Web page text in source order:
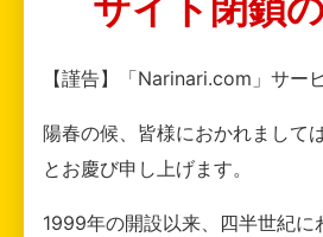
サイト閉鎖
【謹告】「Narinari.com」サー
陽春の候、皆様におかれまして
とお慶び申し上げます。
1999年の開設以来、四半世紀に